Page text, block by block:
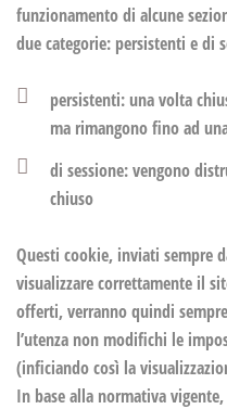
funzionamento di alcune
due categorie: persistenti e di
persistenti: una volta
ma rimangono fino ad
di sessione: vengono
chiuso
Questi cookie, inviati sempre
visualizzare correttamente il
offerti, verranno quindi
l’utenza non modifichi le
(inficiando così la
In base alla normativa vigente,